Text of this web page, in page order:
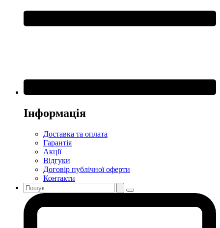
Інформація
Доставка та оплата
Гарантія
Акції
Відгуки
Договір публічної оферти
Контакти